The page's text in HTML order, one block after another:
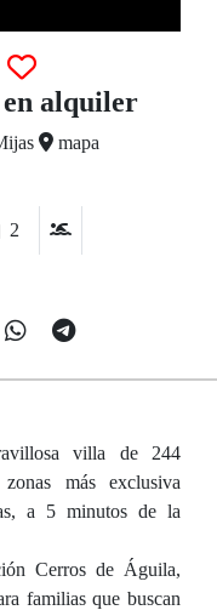
alquiler
mapa
2
villa de 244
más exclusiva
a 5 minutos de la
Cerros de Águila,
familias que buscan